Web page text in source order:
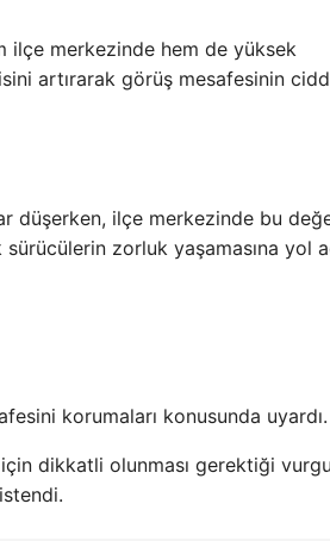
ilçe merkezinde hem de yüksek
artırarak görüş mesafesinin
düşerken, ilçe merkezinde bu
zorluk yaşamasına yol
korumaları konusunda uyardı.
dikkatli olunması gerektiği